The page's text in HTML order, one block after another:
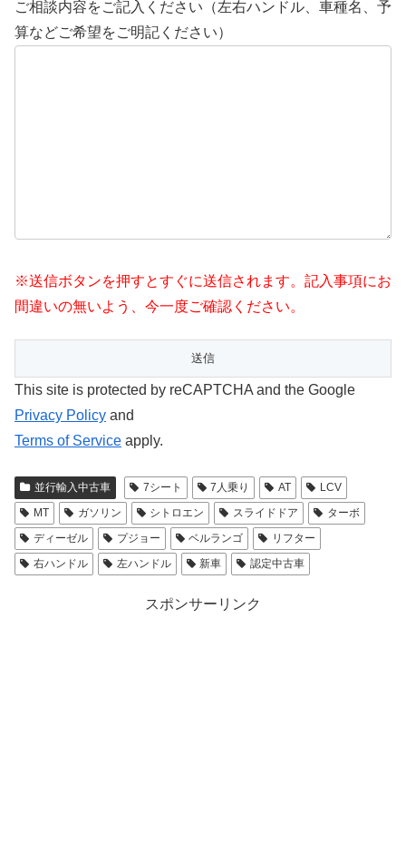
ご相談内容をご記入ください（左右ハンドル、車種名、予
算などご希望をご明記ください）
※送信ボタンを押すとすぐに送信されます。記入事項にお
間違いの無いよう、今一度ご確認ください。
This site is protected by reCAPTCHA and the Google
Privacy Policy and
Terms of Service apply.
並行輸入中古車 7シート 7人乗り AT
LCV
MT
ガソリン シトロエン スライドドア
ターボ
ディーゼル
プジョー ベルランゴ
リフター
右ハンドル
左ハンドル 新車 認定中古車
スポンサーリンク